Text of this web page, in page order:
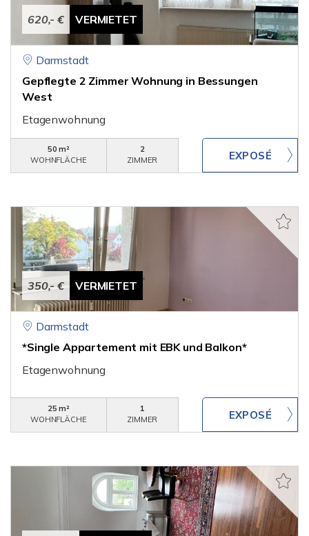
620,- € VERMIETET
Darmstadt
Gepflegte 2 Zimmer Wohnung in Bessungen
West
Etagenwohnung
50 m²
WOHNFLÄCHE
2
ZIMMER
350,- € VERMIETET
Darmstadt
*Single Appartement mit EBK und Balkon*
Etagenwohnung
25 m²
WOHNFLÄCHE
1
ZIMMER